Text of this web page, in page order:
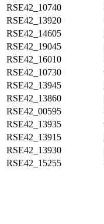
RSE42_10740
RSE42_13920
RSE42_14605
RSE42_19045
RSE42_16010
RSE42_10730
RSE42_13945
RSE42_13860
RSE42_00595
RSE42_13935
RSE42_13915
RSE42_13930
RSE42_15255